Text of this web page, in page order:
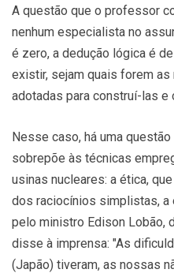
A questão que o professor
nenhum especialista no
é zero, a dedução lógica é
existir, sejam quais forem
adotadas para construí-las e
Nesse caso, há uma
sobrepõe às técnicas
usinas nucleares: a ética,
dos raciocínios simplistas,
pelo ministro Edison Lobão,
disse à imprensa: "As
(Japão) tiveram, as nossas